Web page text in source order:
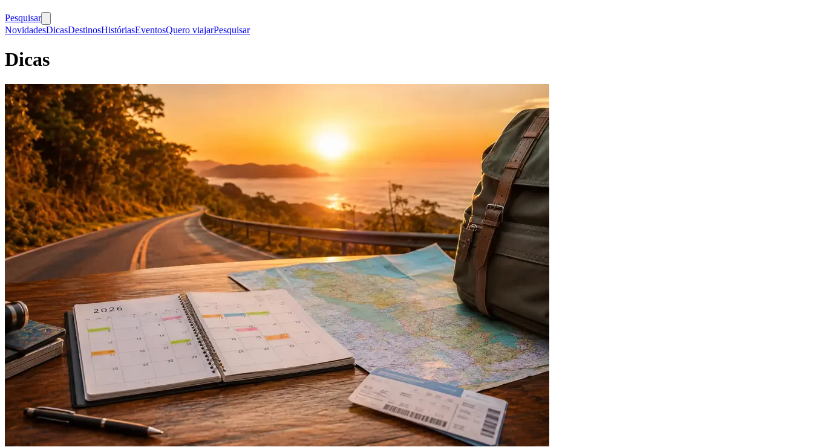
Pesquisar
NovidadesDicasDestinosHistóriasEventosQuero viajarPesquisar
Dicas